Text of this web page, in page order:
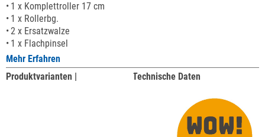
1 x Komplettroller 17 cm
1 x Rollerbg.
2 x Ersatzwalze
1 x Flachpinsel
Mehr Erfahren
Produktvarianten |
Technische Daten